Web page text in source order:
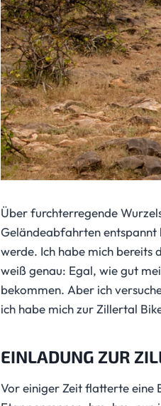
Über furchterregende
Geländeabfahrten entspannt
werde. Ich habe mich bereits
weiß genau: Egal, wie gut
bekommen. Aber ich
ich habe mich zur Zillertal
EINLADUNG ZUR
Vor einiger Zeit flatterte eine